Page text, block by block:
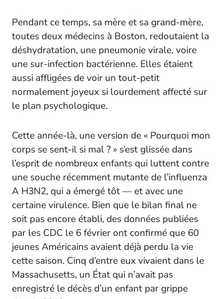
Pendant ce temps, sa mère et sa grand-mère,
toutes deux médecins à Boston, redoutaient la
déshydratation, une pneumonie virale, voire
une sur-infection bactérienne. Elles étaient
aussi affligées de voir un tout-petit
normalement joyeux si lourdement affecté sur
le plan psychologique.
Cette année-là, une version de « Pourquoi mon
corps se sent-il si mal ? » s’est glissée dans
l’esprit de nombreux enfants qui luttent contre
une souche récemment mutante de l’influenza
A H3N2, qui a émergé tôt — et avec une
certaine virulence. Bien que le bilan final ne
soit pas encore établi, des données publiées
par les CDC le 6 février ont confirmé que 60
jeunes Américains avaient déjà perdu la vie
cette saison. Cinq d’entre eux vivaient dans le
Massachusetts, un État qui n’avait pas
enregistré le décès d’un enfant par grippe